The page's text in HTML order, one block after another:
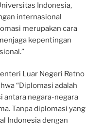
Indonesia,
internasional
merupakan cara
kepentingan
Luar Negeri Retno
“Diplomasi adalah
antara negara-negara
Tanpa diplomasi yang
Indonesia dengan